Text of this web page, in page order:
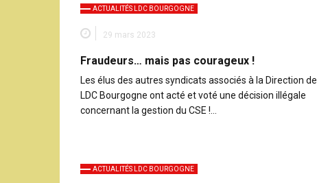
ACTUALITÉS LDC BOURGOGNE
29 mars 2023
Fraudeurs… mais pas courageux !
Les élus des autres syndicats associés à la Direction de
LDC Bourgogne ont acté et voté une décision illégale
concernant la gestion du CSE !…
ACTUALITÉS LDC BOURGOGNE